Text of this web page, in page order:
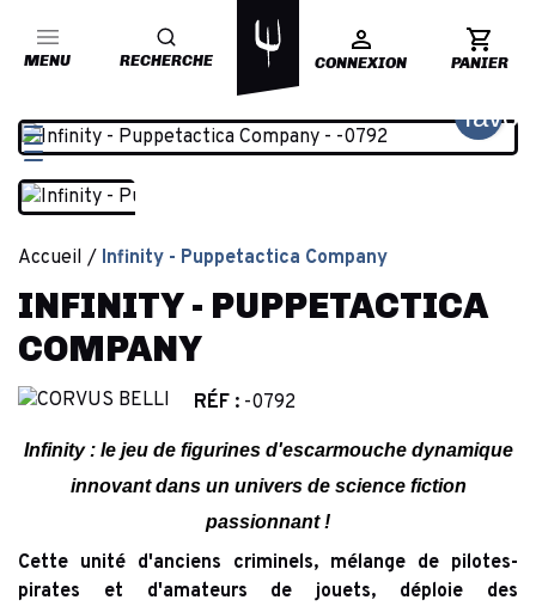
MENU RECHERCHE CONNEXION PANIER
Accueil Infinity - Puppetactica Company
INFINITY - PUPPETACTICA
COMPANY
RÉF : -0792
Infinity : le jeu de figurines d'escarmouche dynamique
innovant dans un univers de science fiction
passionnant !
Cette unité d'anciens criminels, mélange de pilotes-
pirates et d'amateurs de jouets, déploie des